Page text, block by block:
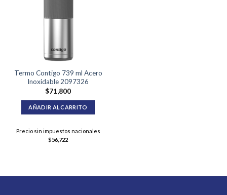
Termo Contigo 739 ml Acero
Inoxidable 2097326
$71,800
AÑADIR AL CARRITO
Precio sin impuestos nacionales
$56,722